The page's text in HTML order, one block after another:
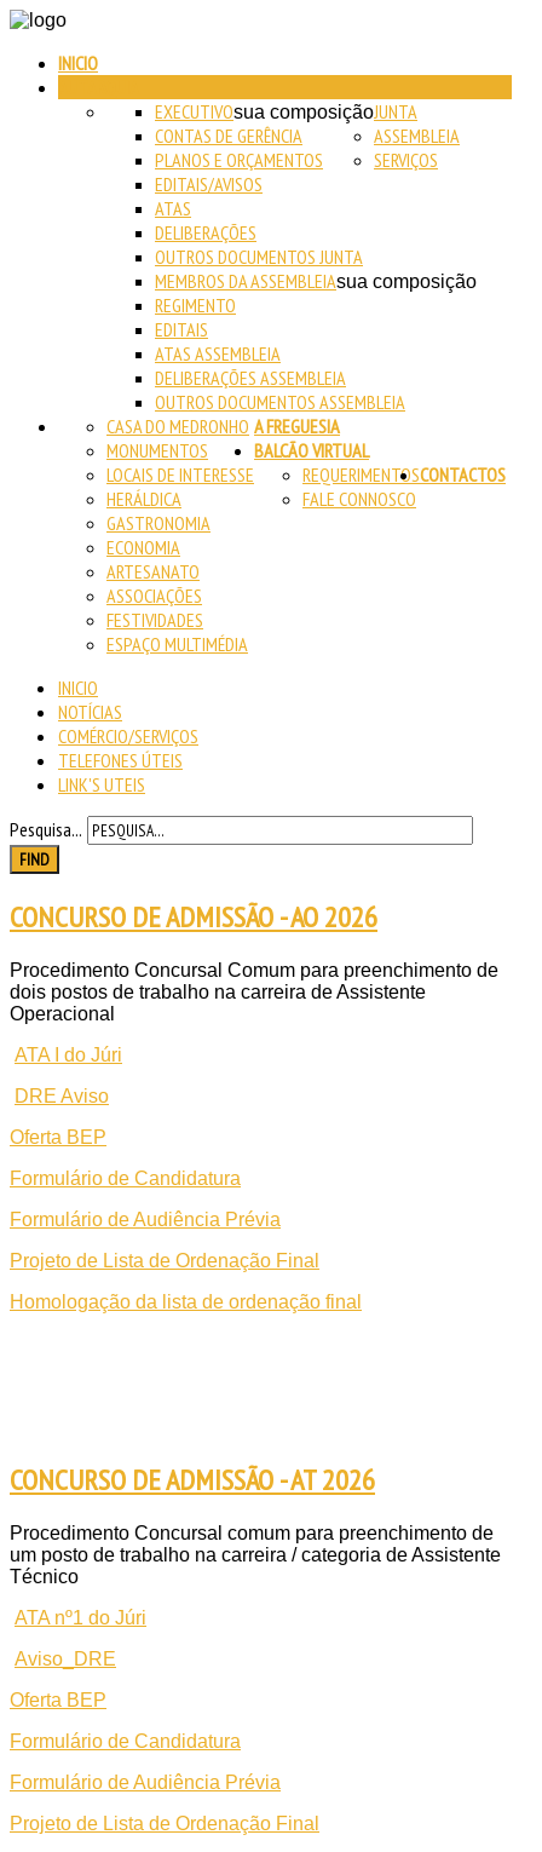
INICIO
JUNTA
EXECUTIVOsua composição
CONTAS DE GERÊNCIA
PLANOS E ORÇAMENTOS
EDITAIS/AVISOS
ATAS
DELIBERAÇÕES
OUTROS DOCUMENTOS JUNTA
ASSEMBLEIA
MEMBROS DA ASSEMBLEIAsua composição
REGIMENTO
EDITAIS
ATAS ASSEMBLEIA
DELIBERAÇÕES ASSEMBLEIA
OUTROS DOCUMENTOS ASSEMBLEIA
SERVIÇOS
A FREGUESIA
CASA DO MEDRONHO
MONUMENTOS
LOCAIS DE INTERESSE
HERÁLDICA
GASTRONOMIA
ECONOMIA
ARTESANATO
ASSOCIAÇÕES
FESTIVIDADES
ESPAÇO MULTIMÉDIA
BALCÃO VIRTUAL
REQUERIMENTOS
FALE CONNOSCO
CONTACTOS
INICIO
NOTÍCIAS
COMÉRCIO/SERVIÇOS
TELEFONES ÚTEIS
LINK'S UTEIS
Pesquisa...
FIND
CONCURSO DE ADMISSÃO - AO 2026
Procedimento Concursal Comum para preenchimento de
dois postos de trabalho na carreira de Assistente
Operacional
ATA I do Júri
DRE Aviso
Oferta BEP
Formulário de Candidatura
Formulário de Audiência Prévia
Projeto de Lista de Ordenação Final
Homologação da lista de ordenação final
CONCURSO DE ADMISSÃO - AT 2026
Procedimento Concursal comum para preenchimento de
um posto de trabalho na carreira / categoria de Assistente
Técnico
ATA nº1 do Júri
Aviso_DRE
Oferta BEP
Formulário de Candidatura
Formulário de Audiência Prévia
Projeto de Lista de Ordenação Final